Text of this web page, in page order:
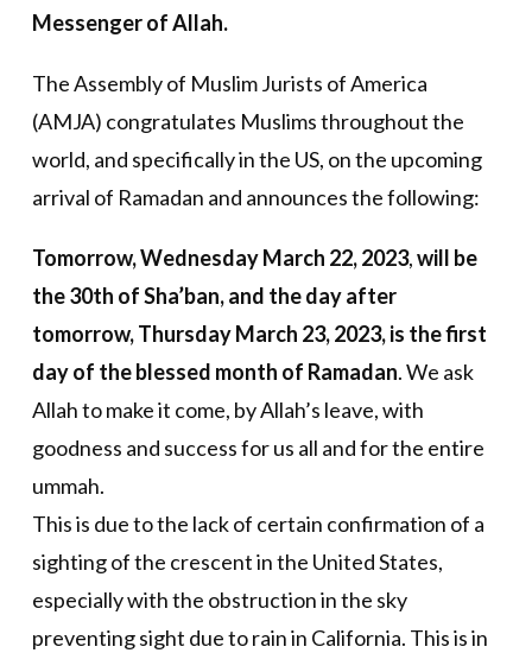
Messenger of Allah.
The Assembly of Muslim Jurists of America
(AMJA) congratulates Muslims throughout the
world, and specifically in the US, on the upcoming
arrival of Ramadan and announces the following:
Tomorrow, Wednesday March 22, 2023,will be
the 30th of Sha’ban, and the day after
tomorrow, Thursday March 23, 2023, is the first
day of the blessed month of Ramadan. We ask
Allah to make it come, by Allah’s leave, with
goodness and success for us all and for the entire
ummah.
This is due to the lack of certain confirmation of a
sighting of the crescent in the United States,
especially with the obstruction in the sky
preventing sight due to rain in California. This is in